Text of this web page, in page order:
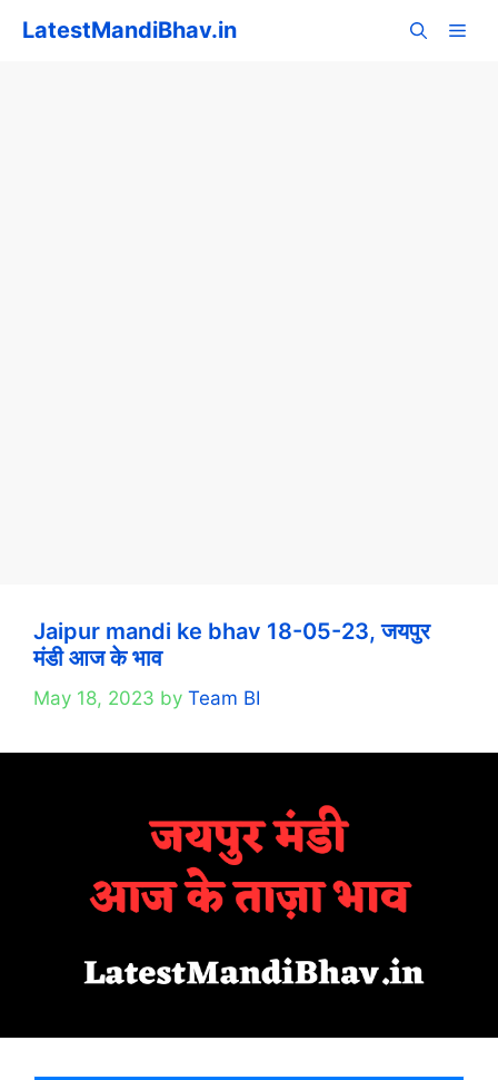
LatestMandiBhav.in
Jaipur mandi ke bhav 18-05-23, जयपुर
मंडी आज के भाव
May 18, 2023 by Team BI